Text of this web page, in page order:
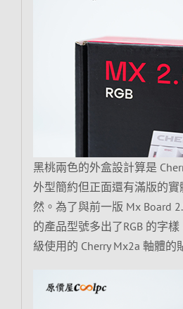
黑桃兩色的外盒設計算是
外型簡約但正面還有滿版的實
然。為了與前一版 Mx Board
的產品型號多出了RGB 的字
級使用的 Cherry Mx2a 軸體的